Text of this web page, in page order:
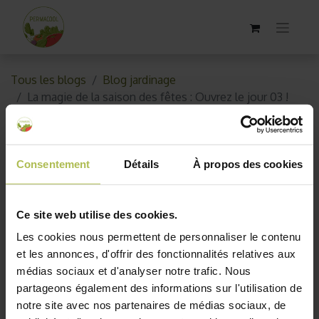
Consentement Détails À propos des cookies
Ce site web utilise des cookies.
Les cookies nous permettent de personnaliser le contenu
et les annonces, d'offrir des fonctionnalités relatives aux
médias sociaux et d'analyser notre trafic. Nous
partageons également des informations sur l'utilisation de
notre site avec nos partenaires de médias sociaux, de
Tous les blogs
Blog jardinage
La magie de la saison des fêtes : Ouvrez le jour 03 !
La magie de la saison des fêtes
: Ouvrez le jour 03 !